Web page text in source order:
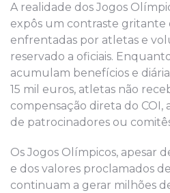
A realidade dos Jogos
expôs um contraste gritante
enfrentadas por atletas e
reservado a oficiais.
acumulam benefícios e
15 mil euros, atletas não
compensação direta do COI,
de patrocinadores ou
Os Jogos Olímpicos, apesar
e dos valores proclamados
continuam a gerar milhões